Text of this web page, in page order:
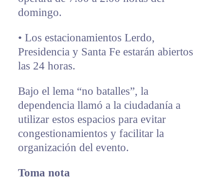
domingo.
• Los estacionamientos Lerdo,
Presidencia y Santa Fe estarán abiertos
las 24 horas.
Bajo el lema “no batalles”, la
dependencia llamó a la ciudadanía a
utilizar estos espacios para evitar
congestionamientos y facilitar la
organización del evento.
Toma nota